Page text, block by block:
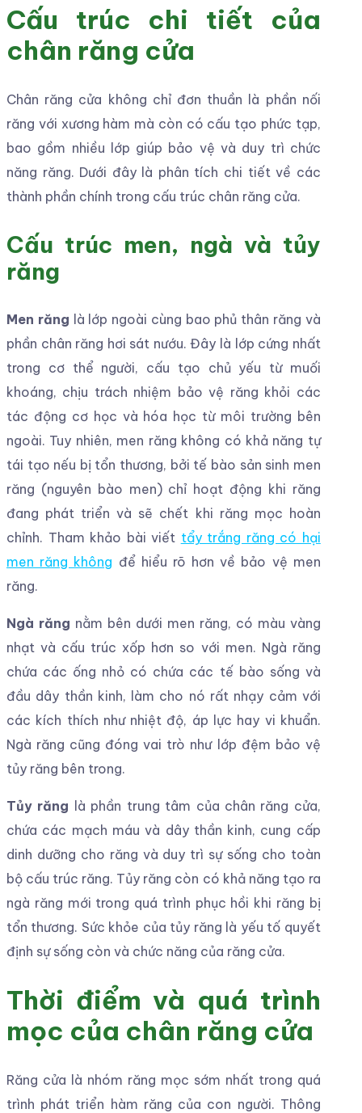
Cấu trúc chi tiết của
chân răng cửa
Chân răng cửa không chỉ đơn thuần là phần nối
răng với xương hàm mà còn có cấu tạo phức tạp,
bao gồm nhiều lớp giúp bảo vệ và duy trì chức
năng răng. Dưới đây là phân tích chi tiết về các
thành phần chính trong cấu trúc chân răng cửa.
Cấu trúc men, ngà và tủy
răng
Men răng là lớp ngoài cùng bao phủ thân răng và
phần chân răng hơi sát nướu. Đây là lớp cứng nhất
trong cơ thể người, cấu tạo chủ yếu từ muối
khoáng, chịu trách nhiệm bảo vệ răng khỏi các
tác động cơ học và hóa học từ môi trường bên
ngoài. Tuy nhiên, men răng không có khả năng tự
tái tạo nếu bị tổn thương, bởi tế bào sản sinh men
răng (nguyên bào men) chỉ hoạt động khi răng
đang phát triển và sẽ chết khi răng mọc hoàn
chỉnh. Tham khảo bài viết tẩy trắng răng có hại
men răng không để hiểu rõ hơn về bảo vệ men
răng.
Ngà răng nằm bên dưới men răng, có màu vàng
nhạt và cấu trúc xốp hơn so với men. Ngà răng
chứa các ống nhỏ có chứa các tế bào sống và
đầu dây thần kinh, làm cho nó rất nhạy cảm với
các kích thích như nhiệt độ, áp lực hay vi khuẩn.
Ngà răng cũng đóng vai trò như lớp đệm bảo vệ
tủy răng bên trong.
Tủy răng là phần trung tâm của chân răng cửa,
chứa các mạch máu và dây thần kinh, cung cấp
dinh dưỡng cho răng và duy trì sự sống cho toàn
bộ cấu trúc răng. Tủy răng còn có khả năng tạo ra
ngà răng mới trong quá trình phục hồi khi răng bị
tổn thương. Sức khỏe của tủy răng là yếu tố quyết
định sự sống còn và chức năng của răng cửa.
Thời điểm và quá trình
mọc của chân răng cửa
Răng cửa là nhóm răng mọc sớm nhất trong quá
trình phát triển hàm răng của con người. Thông